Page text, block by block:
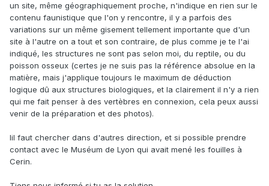
un site, même géographiquement proche, n'indique en rien sur le
contenu faunistique que l'on y rencontre, il y a parfois des
variations sur un même gisement tellement importante que d'un
site à l'autre on a tout et son contraire, de plus comme je te l'ai
indiqué, les structures ne sont pas selon moi, du reptile, ou du
poisson osseux (certes je ne suis pas la référence absolue en la
matière, mais j'applique toujours le maximum de déduction
logique dû aux structures biologiques, et la clairement il n'y a rien
qui me fait penser à des vertèbres en connexion, cela peux aussi
venir de la préparation et des photos).
Iil faut chercher dans d'autres direction, et si possible prendre
contact avec le Muséum de Lyon qui avait mené les fouilles à
Cerin.